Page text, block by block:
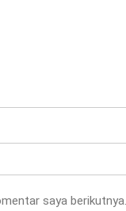
saya berikutnya.